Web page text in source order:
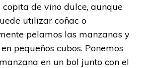
copita de vino dulce, aunque
utilizar coñac o
pelamos las manzanas y
pequeños cubos. Ponemos
en un bol junto con el